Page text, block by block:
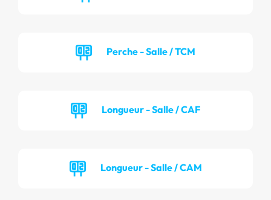
Perche - Salle / TCM
Longueur - Salle / CAF
Longueur - Salle / CAM